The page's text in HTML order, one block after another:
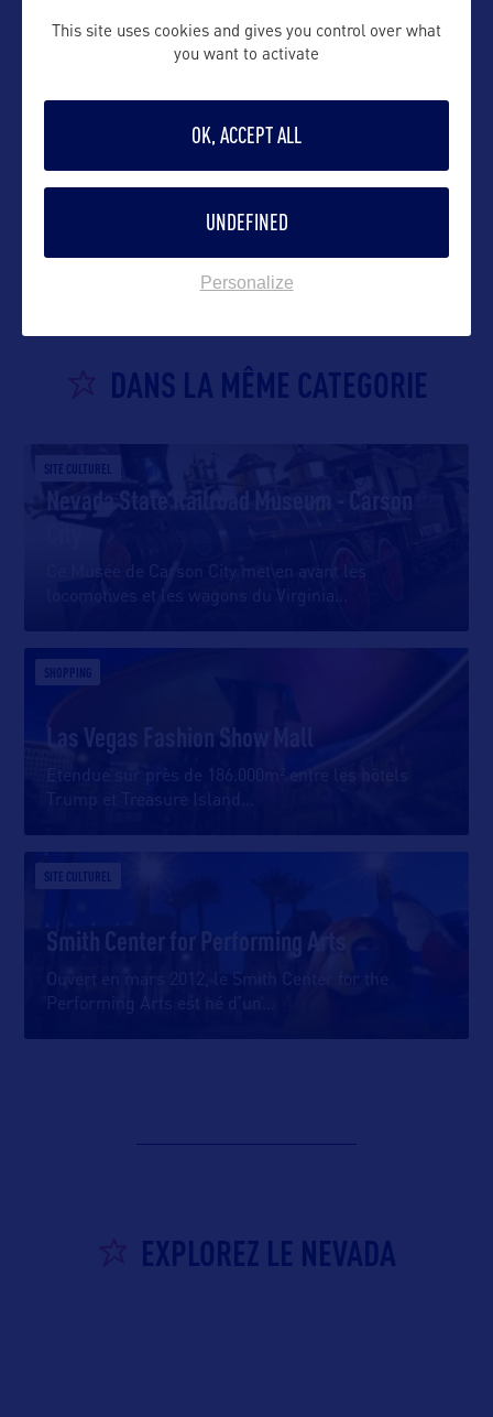
DANS LA MÊME CATEGORIE
SITE CULTUREL
Nevada State Railroad Museum - Carson
City
Ce Musée de Carson City met en avant les
locomotives et les wagons du Virginia
SHOPPING
Las Vegas Fashion Show Mall
Etendue sur près de 186.000m² entre les hôtels
Trump et Treasure Island
SITE CULTUREL
Smith Center for Performing Arts
Ouvert en mars 2012, le Smith Center for the
Performing Arts est né d’un
EXPLOREZ LE NEVADA
This site uses cookies and gives you control over what
you want to activate
OK, ACCEPT ALL
UNDEFINED
Personalize